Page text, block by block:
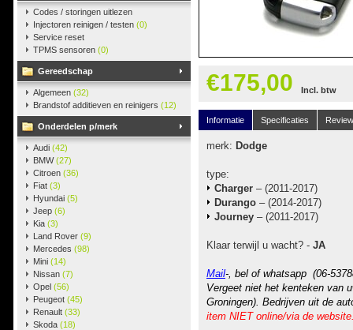
Codes / storingen uitlezen
Injectoren reinigen / testen (0)
Service reset
TPMS sensoren (0)
Gereedschap
Algemeen (32)
Brandstof additieven en reinigers (12)
Onderdelen p/merk
Audi (42)
BMW(27)
Citroen (36)
Fiat (3)
Hyundai (5)
Jeep (6)
Kia (3)
Land Rover (9)
Mercedes (98)
Mini (14)
Nissan (7)
Opel (56)
Peugeot (45)
Renault (33)
Skoda (18)
€175,00 Incl. btw
Informatie Specificaties
merk: Dodge
type:
Charger – (2011-2017)
Durango – (2014-2017)
Journey – (2011-2017)
Klaar terwijl u wacht? - JA
Mail-, bel of whatsapp (06-
Vergeet niet het kenteken van
Groningen). Bedrijven uit de
item NIET online/via de